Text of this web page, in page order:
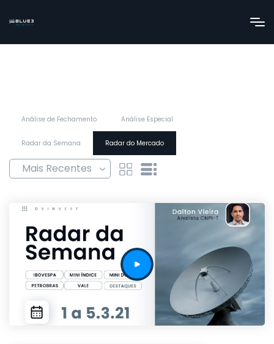
Análise de Fechamento Análise Especial
Radar da Semana Radar do Mercado